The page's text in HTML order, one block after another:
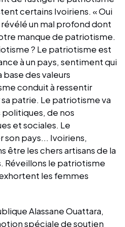
certains Ivoiriens. « Oui
révélé un mal profond dont
manque de patriotisme.
? Le patriotisme est
à un pays, sentiment qui
des valeurs
conduit à ressentir
patrie. Le patriotisme va
de nos
et sociales. Le
pays... Ivoiriens,
être les chers artisans de la
Réveillons le patriotisme
les femmes
Alassane Ouattara,
spéciale de soutien